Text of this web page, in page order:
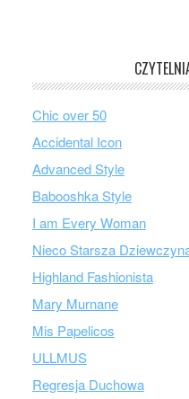
Chic over 50
Accidental Icon
Advanced Style
Babooshka Style
I am Every Woman
Nieco Starsza
Highland Fashionista
Mary Murnane
Mis Papelicos
ULLMUS
Regresja Duchowa